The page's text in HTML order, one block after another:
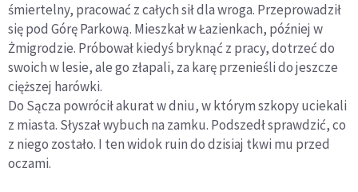
śmiertelny, pracować z całych sił dla wroga. Przeprowadził
się pod Górę Parkową. Mieszkał w Łazienkach, później w
Żmigrodzie. Próbował kiedyś bryknąć z pracy, dotrzeć do
swoich w lesie, ale go złapali, za karę przenieśli do jeszcze
cięższej harówki.
Do Sącza powrócił akurat w dniu, w którym szkopy uciekali
z miasta. Słyszał wybuch na zamku. Podszedł sprawdzić, co
z niego zostało. I ten widok ruin do dzisiaj tkwi mu przed
oczami.